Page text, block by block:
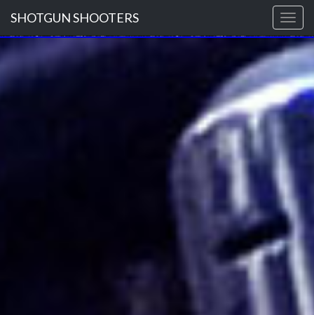
SHOTGUN SHOOTERS